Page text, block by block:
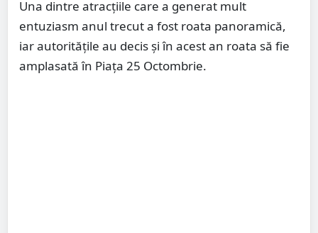
Una dintre atracțiile care a generat mult
entuziasm anul trecut a fost roata panoramică,
iar autoritățile au decis și în acest an roata să fie
amplasată în Piața 25 Octombrie.